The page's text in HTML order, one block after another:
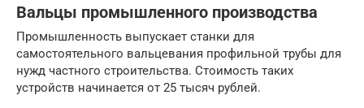
Вальцы промышленного производства
Промышленность выпускает станки для
самостоятельного вальцевания профильной трубы для
нужд частного строительства. Стоимость таких
устройств начинается от 25 тысяч рублей.